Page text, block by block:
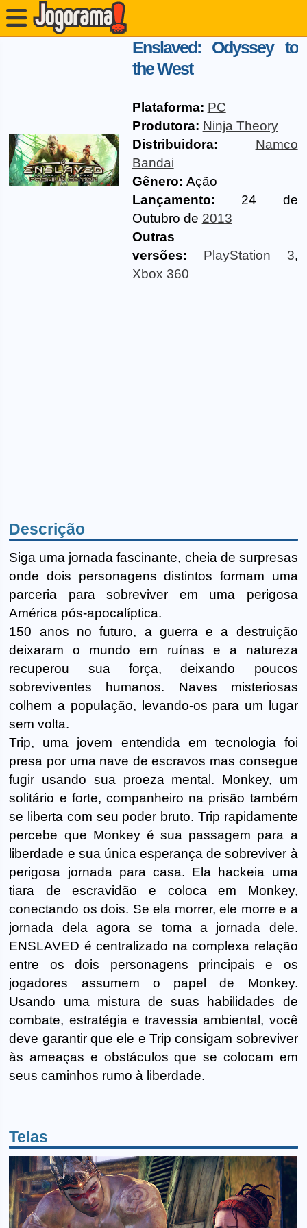
Enslaved: Odyssey to
the West
Plataforma: PC
Produtora: Ninja Theory
Distribuidora:
Namco
Bandai
Gênero: Ação
Lançamento: 24 de
Outubro de 2013
Outras
versões:
PlayStation 3,
Xbox 360
Descrição
Siga uma jornada fascinante, cheia de surpresas
onde dois personagens distintos formam uma
parceria para sobreviver em uma perigosa
América pós-apocalíptica.
150 anos no futuro, a guerra e a destruição
deixaram o mundo em ruínas e a natureza
recuperou sua força, deixando poucos
sobreviventes humanos. Naves misteriosas
colhem a população, levando-os para um lugar
sem volta.
Trip, uma jovem entendida em tecnologia foi
presa por uma nave de escravos mas consegue
fugir usando sua proeza mental. Monkey, um
solitário e forte, companheiro na prisão também
se liberta com seu poder bruto. Trip rapidamente
percebe que Monkey é sua passagem para a
liberdade e sua única esperança de sobreviver à
perigosa jornada para casa. Ela hackeia uma
tiara de escravidão e coloca em Monkey,
conectando os dois. Se ela morrer, ele morre e a
jornada dela agora se torna a jornada dele.
ENSLAVED é centralizado na complexa relação
entre os dois personagens principais e os
jogadores assumem o papel de Monkey.
Usando uma mistura de suas habilidades de
combate, estratégia e travessia ambiental, você
deve garantir que ele e Trip consigam sobreviver
às ameaças e obstáculos que se colocam em
seus caminhos rumo à liberdade.
Telas